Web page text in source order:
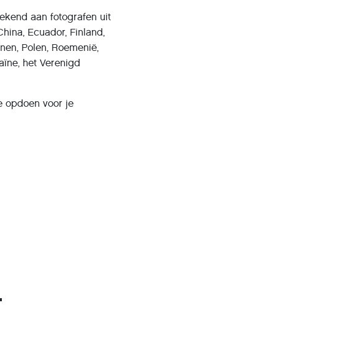
aan fotografen uit
Ecuador, Finland,
Polen, Roemenië,
het Verenigd
opdoen voor je